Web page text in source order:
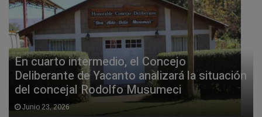
En cuarto intermedio, el Concejo
Deliberante de Yacanto analizará la situación
del concejal Rodolfo Musumeci
Junio 23, 2026